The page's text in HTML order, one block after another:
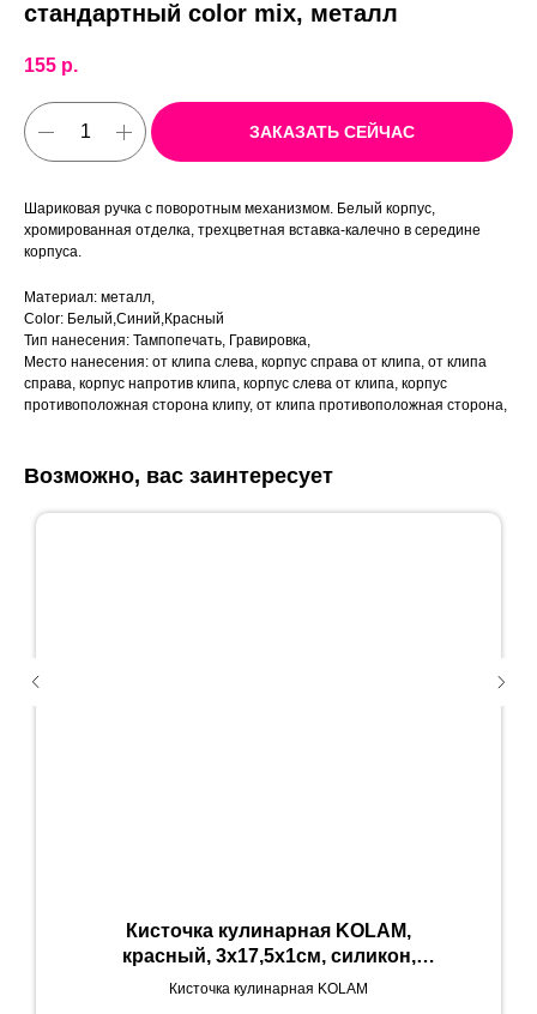
стандартный color mix, металл
155 р.
ЗАКАЗАТЬ СЕЙЧАС
Шариковая ручка с поворотным механизмом. Белый корпус,
хромированная отделка, трехцветная вставка-калечно в середине
корпуса.
Материал: металл,
Color: Белый,Синий,Красный
Тип нанесения: Тампопечать, Гравировка,
Место нанесения: от клипа слева, корпус справа от клипа, от клипа
справа, корпус напротив клипа, корпус слева от клипа, корпус
противоположная сторона клипу, от клипа противоположная сторона,
Возможно, вас заинтересует
Кисточка кулинарная KOLAM,
красный, 3х17,5х1см, силикон,
пластик
Кисточка кулинарная KOLAM